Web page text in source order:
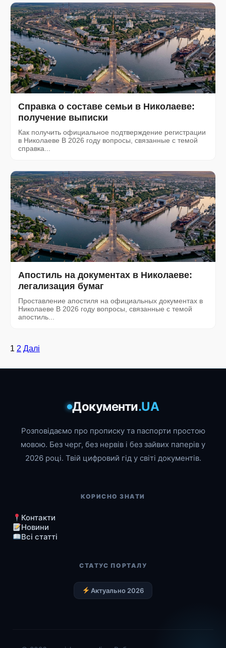
Справка о составе семьи в Николаеве:
получение выписки
Как получить официальное подтверждение регистрации
в Николаеве В 2026 году вопросы, связанные с темой
справка...
Апостиль на документах в Николаеве:
легализация бумаг
Проставление апостиля на официальных документах в
Николаеве В 2026 году вопросы, связанные с темой
апостиль...
Пагінація
1 2 Далі
Документи.UA
Розповідаємо про прописку та паспорти простою
мовою. Без черг, без нервів і без зайвих паперів у
2026 році. Твій цифровий гід у світі документів.
КОРИСНО ЗНАТИ
Контакти
Новини
Всі статті
СТАТУС ПОРТАЛУ
Актуально 2026